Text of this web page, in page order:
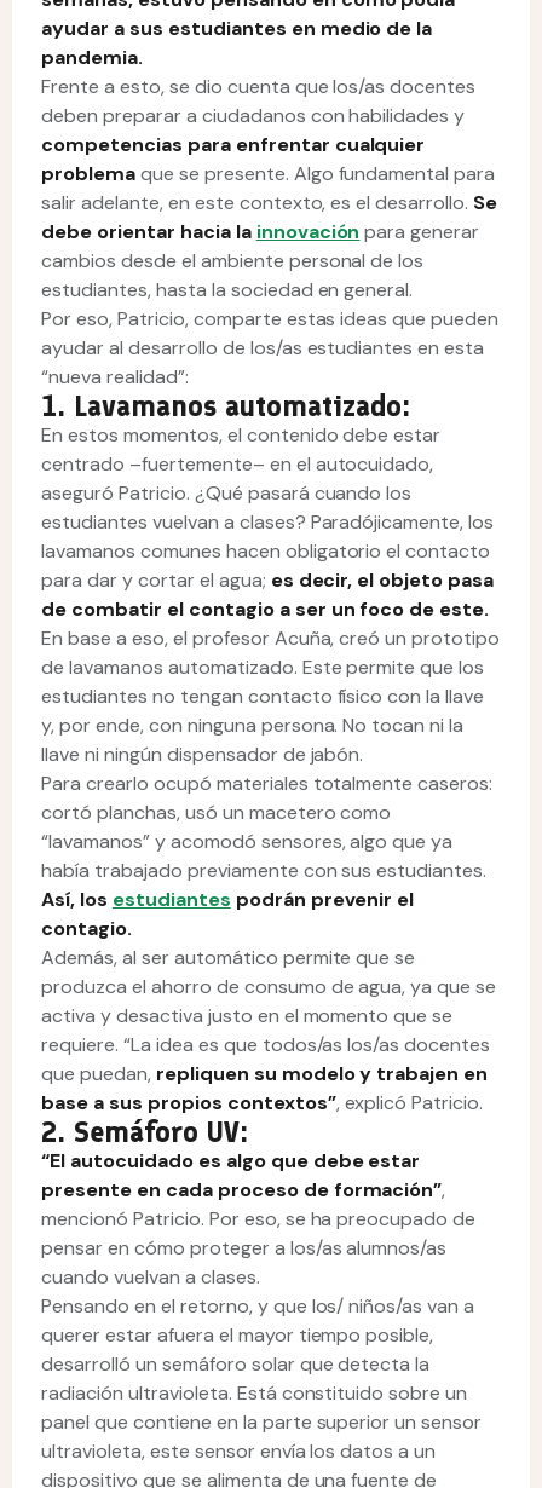
ayudar a sus estudiantes en medio de la
pandemia.
Frente a esto, se dio cuenta que los/as docentes
deben preparar a ciudadanos con habilidades y
competencias para enfrentar cualquier
problemaque se presente. Algo fundamental para
salir adelante, en este contexto, es el desarrollo. Se
debe orientar hacia la innovación para generar
cambios desde el ambiente personal de los
estudiantes, hasta la sociedad en general.
Por eso, Patricio, comparte estas ideas que pueden
ayudar al desarrollo de los/as estudiantes en esta
“nueva realidad”:
1. Lavamanos automatizado:
En estos momentos, el contenido debe estar
centrado –fuertemente– en el autocuidado,
aseguró Patricio. ¿Qué pasará cuando los
estudiantes vuelvan a clases? Paradójicamente, los
lavamanos comunes hacen obligatorio el contacto
para dar y cortar el agua; es decir, el objeto pasa
de combatir el contagio a ser un foco de este.
En base a eso, el profesor Acuña, creó un prototipo
de lavamanos automatizado. Este permite que los
estudiantes no tengan contacto físico con la llave
y, por ende, con ninguna persona. No tocan ni la
llave ni ningún dispensador de jabón.
Para crearlo ocupó materiales totalmente caseros:
cortó planchas, usó un macetero como
“lavamanos” y acomodó sensores, algo que ya
había trabajado previamente con sus estudiantes.
Así, los estudiantes podrán prevenir el
contagio.
Además, al ser automático permite que se
produzca el ahorro de consumo de agua, ya que se
activa y desactiva justo en el momento que se
requiere. “La idea es que todos/as los/as docentes
que puedan, repliquen su modelo y trabajen en
base a sus propios contextos”, explicó Patricio.
2. Semáforo UV:
“El autocuidado es algo que debe estar
presente en cada proceso de formación”,
mencionó Patricio. Por eso, se ha preocupado de
pensar en cómo proteger a los/as alumnos/as
cuando vuelvan a clases.
Pensando en el retorno, y que los/ niños/as van a
querer estar afuera el mayor tiempo posible,
desarrolló un semáforo solar que detecta la
radiación ultravioleta. Está constituido sobre un
panel que contiene en la parte superior un sensor
ultravioleta, este sensor envía los datos a un
dispositivo que se alimenta de una fuente de